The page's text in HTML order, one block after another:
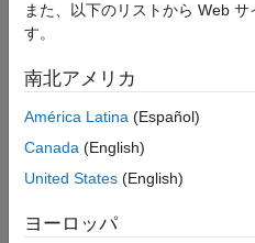
説明
入力引数
参照
拡張機能
参考
[X,residual] = sqrtm(A)
[X,alpha,condx] = sqrtm(A)
説明
します。
Xは、すべての固有値が非負の
に負の実数部をもつ
果は複素数になります。
また、以下のリストから Web
す。
南北アメリカ
América Latina (Español)
Canada (English)
United States (English)
ヨーロッパ